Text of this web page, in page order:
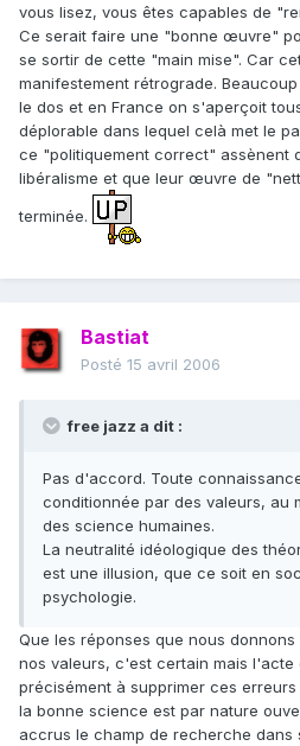
vous lisez, vous êtes capables de
Ce serait faire une "bonne œuvre"
se sortir de cette "main mise". Car
manifestement rétrograde.
le dos et en France on s'aperçoit
déplorable dans lequel celà met le
ce "politiquement correct" assènent
libéralisme et que leur œuvre de
terminée.
Bastiat
Posté 15 avril 2006
free jazz a dit :
Pas d'accord. Toute
conditionnée par des valeurs, au
des science humaines.
La neutralité idéologique des
est une illusion, que ce soit en
psychologie.
Que les réponses que nous
nos valeurs, c'est certain mais l'acte
précisément à supprimer ces
la bonne science est par nature
accrus le champ de recherche dans